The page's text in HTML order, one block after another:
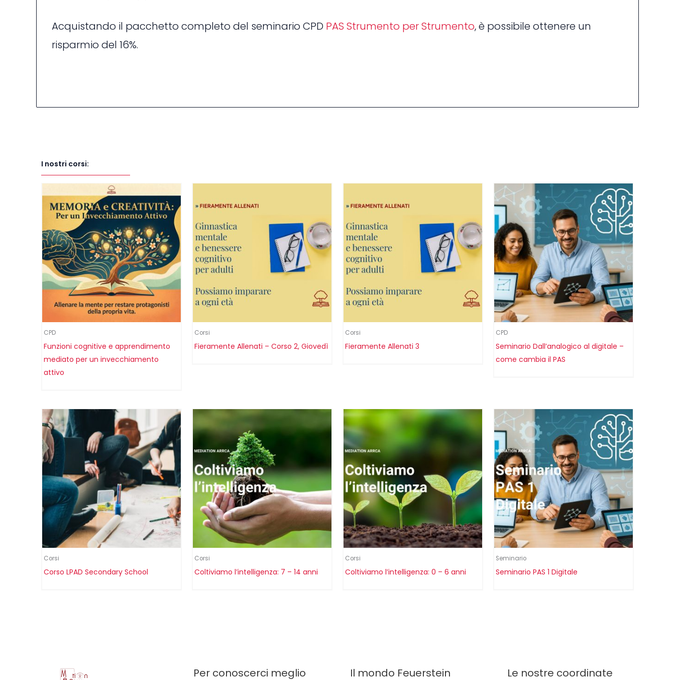
Acquistando il pacchetto completo del seminario CPD PAS Strumento per Strumento, è possibile ottenere un
risparmio del 16%.
I nostri corsi:
CPD
Funzioni cognitive e apprendimento
mediato per un invecchiamento
attivo
Corsi
Fieramente Allenati – Corso 2, Giovedì
Corsi
Fieramente Allenati 3
CPD
Seminario Dall’analogico al digitale –
come cambia il PAS
Corsi
Corso LPAD Secondary School
Corsi
Coltiviamo l’intelligenza: 7 – 14 anni
Corsi
Coltiviamo l’intelligenza: 0 – 6 anni
Seminario
Seminario PAS 1 Digitale
Per conoscerci meglio Il mondo Feuerstein Le nostre coordinate